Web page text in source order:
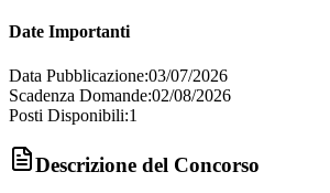
Date Importanti
Data Pubblicazione:03/07/2026
Scadenza Domande:02/08/2026
Posti Disponibili:1
Descrizione del Concorso